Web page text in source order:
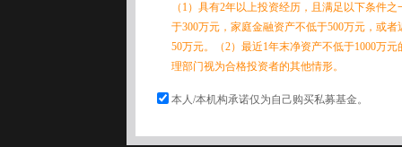
（1）具有2年以上投资经历，且满足以下条件
于300万元，家庭金融资产不低于500万元，或
50万元。（2）最近1年末净资产不低于1000万
理部门视为合格投资者的其他情形。
本人/本机构承诺仅为自己购买私募基金。